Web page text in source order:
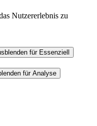
Nutzererlebnis zu
für Essenziell
für Analyse